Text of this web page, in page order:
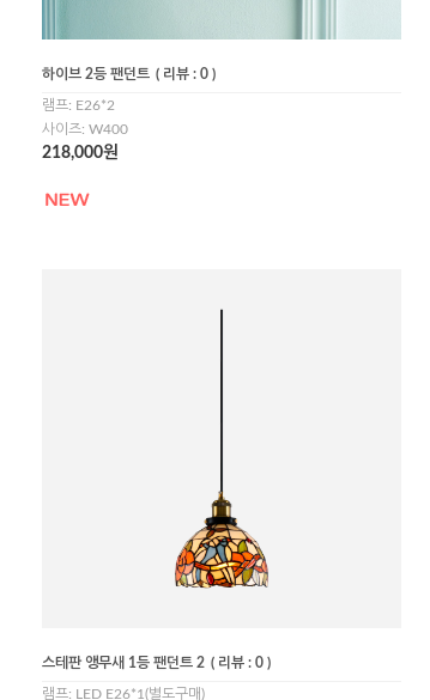
하이브 2등 팬던트 ( 리뷰 : 0 )
램프: E26*2
사이즈: W400
218,000원
스테판 앵무새 1등 팬던트 2 ( 리뷰 : 0 )
램프: LED E26*1(별도구매)